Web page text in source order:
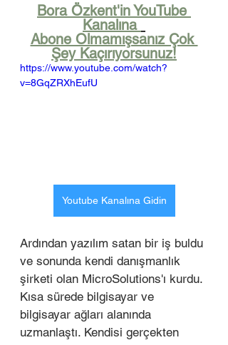
Bora Özkent'in YouTube
Kanalına
Abone Olmamışsanız Çok
Şey Kaçırıyorsunuz!
https://www.youtube.com/watch?
v=8GqZRXhEufU
Youtube Kanalına Gidin
Ardından yazılım satan bir iş buldu
ve sonunda kendi danışmanlık
şirketi olan MicroSolutions'ı kurdu.
Kısa sürede bilgisayar ve
bilgisayar ağları alanında
uzmanlaştı. Kendisi gerçekten